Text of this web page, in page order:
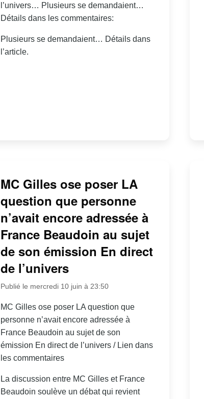
l’univers… Plusieurs se demandaient…
Détails dans les commentaires:
Plusieurs se demandaient… Détails dans
l’article.
MC Gilles ose poser LA
question que personne
n’avait encore adressée à
France Beaudoin au sujet
de son émission En direct
de l’univers
Publié le mercredi 10 juin à 23:50
MC Gilles ose poser LA question que
personne n’avait encore adressée à
France Beaudoin au sujet de son
émission En direct de l’univers / Lien dans
les commentaires
La discussion entre MC Gilles et France
Beaudoin soulève un débat qui revient